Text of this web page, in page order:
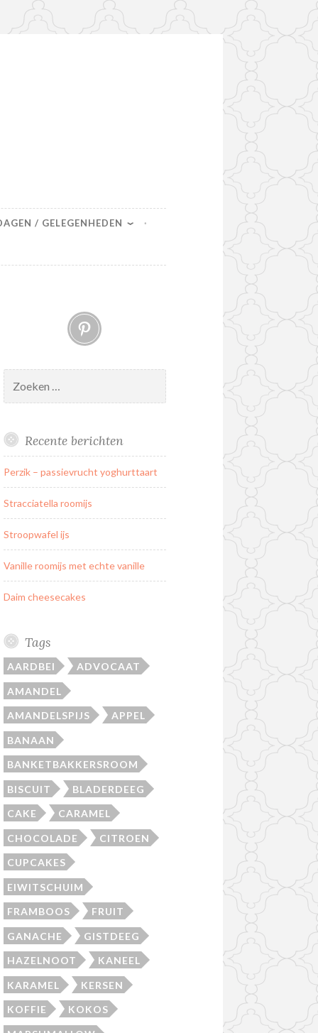
/ GELEGENHEDEN
Pinterest
naar:
Recente berichten
Perzik – passievrucht yoghurttaart
Stracciatella roomijs
Stroopwafel ijs
Vanille roomijs met echte vanille
Daim cheesecakes
Tags
AARDBEI ADVOCAAT
AMANDEL
AMANDELSPIJS APPEL
BANAAN
BANKETBAKKERSROOM
BISCUIT BLADERDEEG
CAKE CARAMEL
CHOCOLADE CITROEN
CUPCAKES
EIWITSCHUIM
FRAMBOOS FRUIT
GANACHE GISTDEEG
HAZELNOOT KANEEL
KARAMEL KERSEN
KOFFIE KOKOS